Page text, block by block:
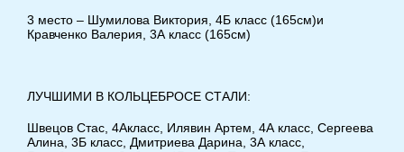
3 место – Шумилова Виктория, 4Б класс (165см)и
Кравченко Валерия, 3А класс (165см)
ЛУЧШИМИ В КОЛЬЦЕБРОСЕ СТАЛИ:
Швецов Стас, 4Акласс, Илявин Артем, 4А класс, Сергеева
Алина, 3Б класс, Дмитриева Дарина, 3А класс,